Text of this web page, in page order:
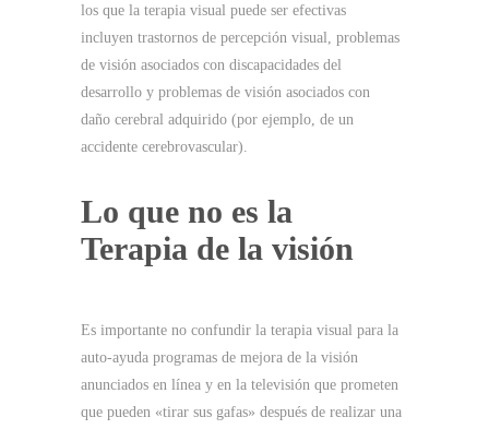
los que la terapia visual puede ser efectivas
incluyen trastornos de percepción visual, problemas
de visión asociados con discapacidades del
desarrollo y problemas de visión asociados con
daño cerebral adquirido (por ejemplo, de un
accidente cerebrovascular).
Lo que no es la
Terapia de la visión
Es importante no confundir la terapia visual para la
auto-ayuda programas de mejora de la visión
anunciados en línea y en la televisión que prometen
que pueden «tirar sus gafas» después de realizar una